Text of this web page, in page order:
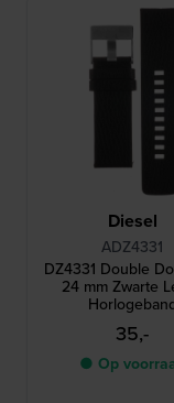
Diesel
ADZ4331
DZ4331 Double
24 mm Zwarte
35,-
● Op